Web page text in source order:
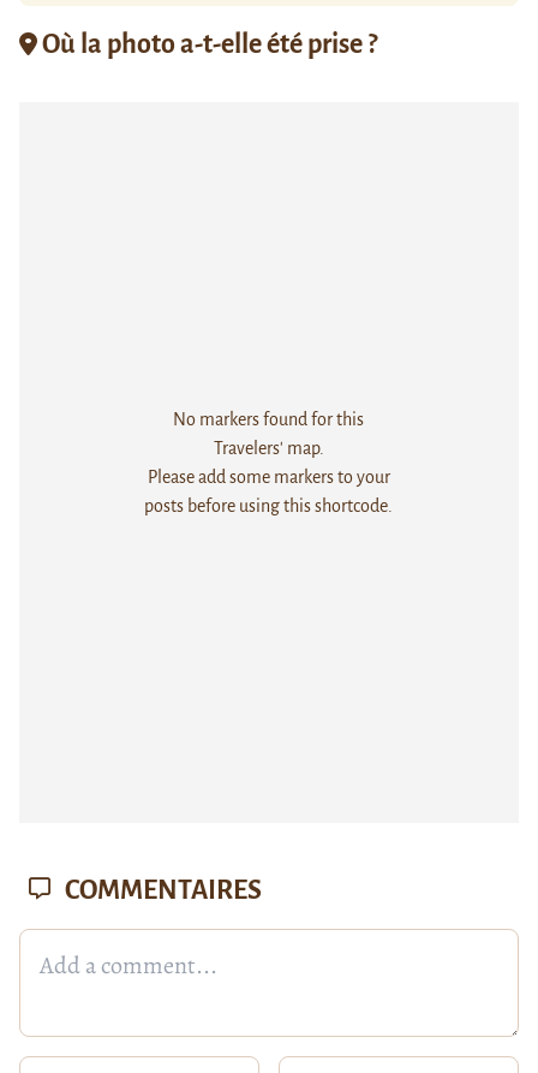
Où la photo a-t-elle été prise ?
No markers found for this
Travelers' map.
Please add some markers to your
posts before using this shortcode.
COMMENTAIRES